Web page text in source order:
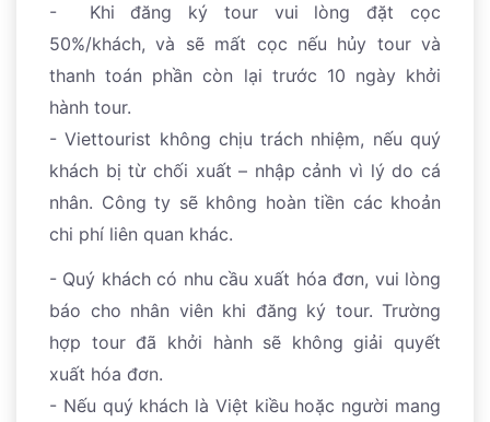
- Khi đăng ký tour vui lòng đặt cọc
50%/khách, và sẽ mất cọc nếu hủy tour và
thanh toán phần còn lại trước 10 ngày khởi
hành tour.
- Viettourist không chịu trách nhiệm, nếu quý
khách bị từ chối xuất – nhập cảnh vì lý do cá
nhân. Công ty sẽ không hoàn tiền các khoản
chi phí liên quan khác.
- Quý khách có nhu cầu xuất hóa đơn, vui lòng
báo cho nhân viên khi đăng ký tour. Trường
hợp tour đã khởi hành sẽ không giải quyết
xuất hóa đơn.
- Nếu quý khách là Việt kiều hoặc người mang